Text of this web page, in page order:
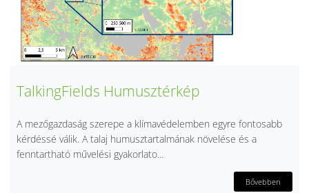
TalkingFields Humusztérkép
A mezőgazdaság szerepe a klímavédelemben egyre fontosabb
kérdéssé válik. A talaj humusztartalmának növelése és a
fenntartható művelési gyakorlato...
Bővebben